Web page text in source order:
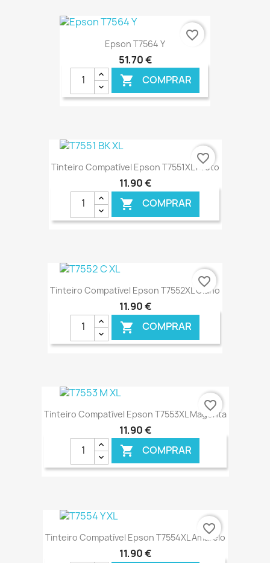
€ ONLINE
Epson T7564 Y
51,70 €
 COMPRAR
€ ONLINE
favorite_border
Tinteiro Compatível Epson T7551XL Preto
11,90 €
 COMPRAR
€ ONLINE
favorite_border
Tinteiro Compatível Epson T7552XL Ciano
11,90 €
 COMPRAR
€ ONLINE
favorite_border
Tinteiro Compatível Epson T7553XL Magenta
11,90 €
 COMPRAR
€ ONLINE
favorite_border
Tinteiro Compatível Epson T7554XL Amarelo
11,90 €
favorite_border